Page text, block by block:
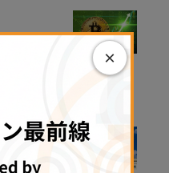
トコインは
のクラリ
×